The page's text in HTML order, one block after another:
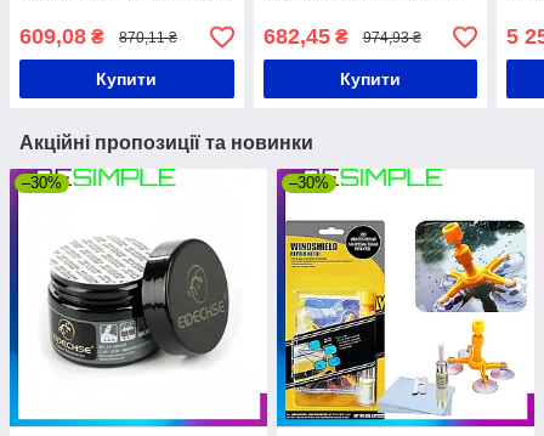
мийка для авто
609,08 ₴ 870,11 ₴
Купити
пістолет
682,45₴ 974,93 ₴
Купити
5
Акційні пропозиції та новинки
–30% –30%